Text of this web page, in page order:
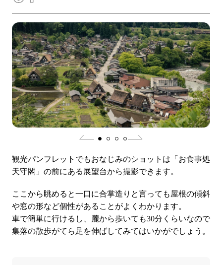
観光パンフレットでもおなじみのショットは「お食事処
天守閣」の前にある展望台から撮影できます。
ここから眺めると一口に合掌造りと言っても屋根の傾斜
や窓の形など個性があることがよくわかります。
車で簡単に行けるし、麓から歩いても30分くらいなので
集落の散歩がてら足を伸ばしてみてはいかがでしょう。